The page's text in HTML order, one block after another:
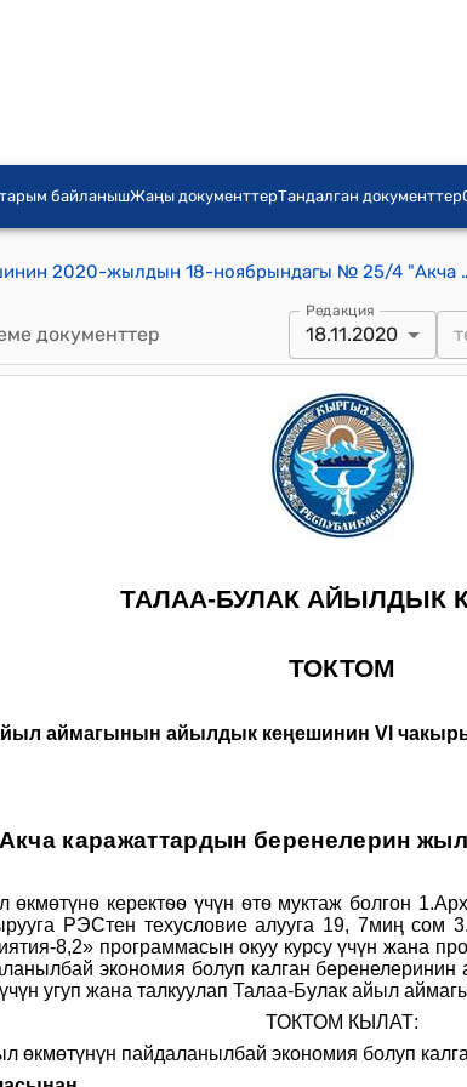
байланышЖаңы документтерТандалган документтер
Талаа-Булак айылдык кеңешинин 2020-
документтер
Редакция
18.11.2020